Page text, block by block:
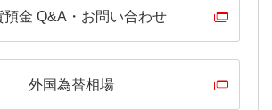
預金 Q&A・お問い合わせ
外国為替相場